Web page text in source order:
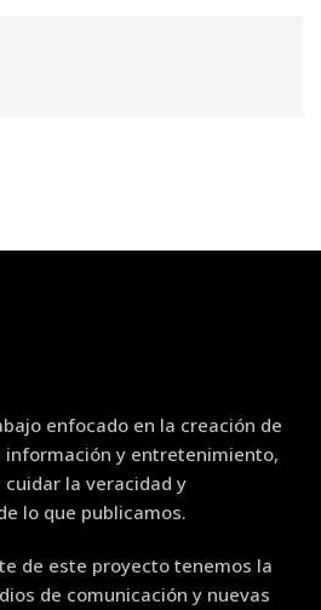
enfocado en la creación de
y entretenimiento,
la veracidad y
lo que publicamos.
de este proyecto tenemos la
de comunicación y nuevas